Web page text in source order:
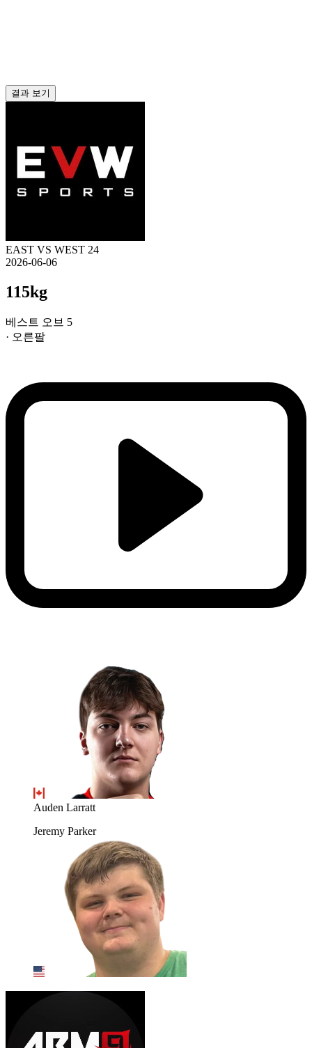
결과 보기
EAST VS WEST 24
2026-06-06
115kg
베스트 오브 5
· 오른팔
Auden Larratt
Jeremy Parker